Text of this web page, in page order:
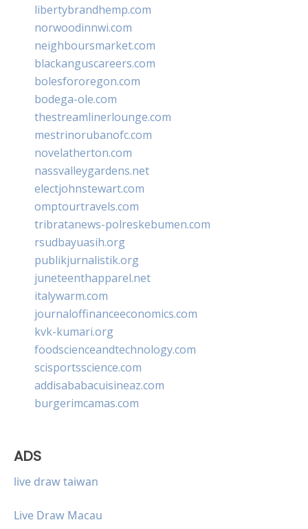
libertybrandhemp.com
norwoodinnwi.com
neighboursmarket.com
blackanguscareers.com
bolesfororegon.com
bodega-ole.com
thestreamlinerlounge.com
mestrinorubanofc.com
novelatherton.com
nassvalleygardens.net
electjohnstewart.com
omptourtravels.com
tribratanews-polreskebumen.com
rsudbayuasih.org
publikjurnalistik.org
juneteenthapparel.net
italywarm.com
journaloffinanceeconomics.com
kvk-kumari.org
foodscienceandtechnology.com
scisportsscience.com
addisababacuisineaz.com
burgerimcamas.com
ADS
live draw taiwan
Live Draw Macau